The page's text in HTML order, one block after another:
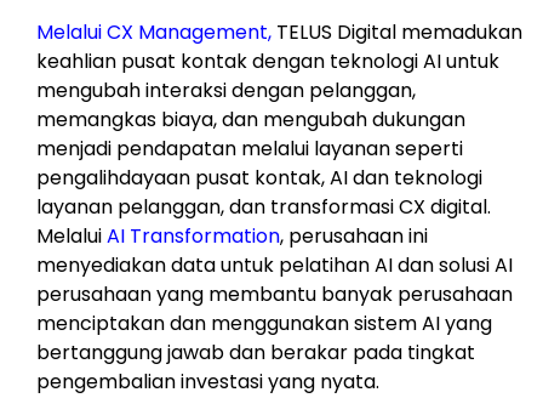
Melalui CX Management, TELUS Digital memadukan
keahlian pusat kontak dengan teknologi AI untuk
mengubah interaksi dengan pelanggan,
memangkas biaya, dan mengubah dukungan
menjadi pendapatan melalui layanan seperti
pengalihdayaan pusat kontak, AI dan teknologi
layanan pelanggan, dan transformasi CX digital.
MelaluiAI Transformation, perusahaan ini
menyediakan data untuk pelatihan AI dan solusi AI
perusahaan yang membantu banyak perusahaan
menciptakan dan menggunakan sistem AI yang
bertanggung jawab dan berakar pada tingkat
pengembalian investasi yang nyata.